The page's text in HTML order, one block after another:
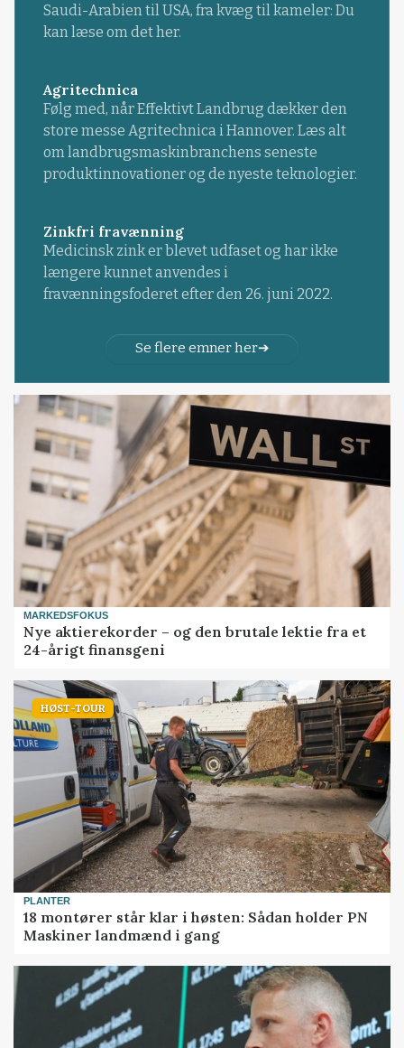
Saudi-Arabien til USA, fra kvæg til kameler: Du
kan læse om det her.
Agritechnica
Følg med, når Effektivt Landbrug dækker den
store messe Agritechnica i Hannover. Læs alt
om landbrugsmaskinbranchens seneste
produktinnovationer og de nyeste teknologier.
Zinkfri fravænning
Medicinsk zink er blevet udfaset og har ikke
længere kunnet anvendes i
fravænningsfoderet efter den 26. juni 2022.
Se flere emner her
MARKEDSFOKUS
Nye aktierekorder – og den brutale lektie fra et
24-årigt finansgeni
HØST-TOUR
PLANTER
18 montører står klar i høsten: Sådan holder PN
Maskiner landmænd i gang